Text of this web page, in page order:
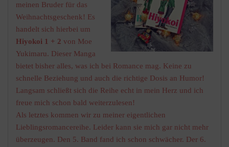
meinen Bruder für das
Weihnachtsgeschenk! Es
handelt sich hierbei um
Hiyokoi 1 + 2 von Moe
Yukimaru. Dieser Manga
bietet bisher alles, was ich bei Romance mag. Keine zu
schnelle Beziehung und auch die richtige Dosis an Humor!
Langsam schließt sich die Reihe echt in mein Herz und ich
freue mich schon bald weiterzulesen!
Als letztes kommen wir zu meiner eigentlichen
Lieblingsromancereihe. Leider kann sie mich gar nicht mehr
überzeugen. Den 5. Band fand ich schon schwächer. Der 6.